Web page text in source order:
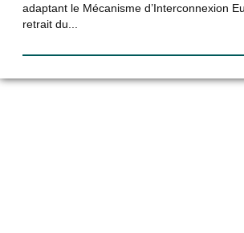
adaptant le Mécanisme d’Interconnexion
retrait du...